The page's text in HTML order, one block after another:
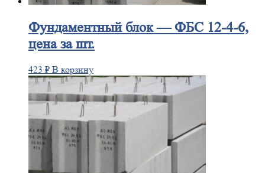
Фундаментныйблок — ФБС 12-4-6,
цена за шт.
423 ₽ В корзину